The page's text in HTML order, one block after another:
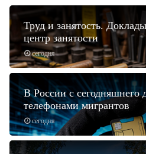
сегодня
Труд и занятость.
центр занятости
сегодня
В России с сегодняшнего
телефонами мигрантов